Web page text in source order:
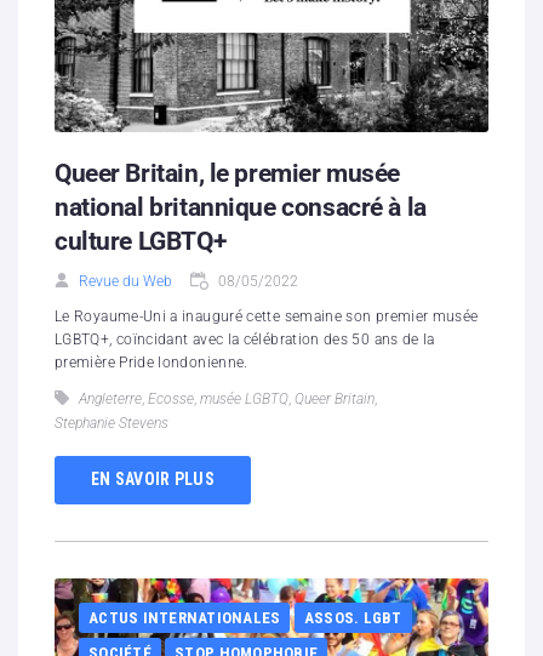
Contacts
Hébergement solidaire
Queer Britain, le premier musée
national britannique consacré à la
culture LGBTQ+
Revue du Web 08/05/2022
Le Royaume-Uni a inauguré cette semaine son premier musée
LGBTQ+, coïncidant avec la célébration des 50 ans de la
première Pride londonienne.
Angleterre, Ecosse, musée LGBTQ, Queer Britain,
Stephanie Stevens
EN SAVOIR PLUS
ACTUS INTERNATIONALES
ASSOS. LGBT